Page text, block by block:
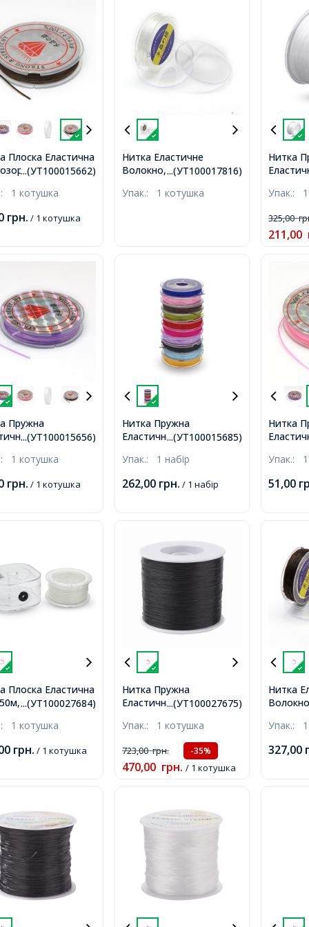
...(УТ100015662)
Плоска Еластична
0.6мм/10м,
близько 10м/
1 котушка
грн. / 1 котушка
...(УТ100017816)
Нитка Еластичне
Волокно, Японія, Білий,
котушка,
Упак.: 1 котушка
Нитка
50м/
Упак.:
325,00
211,00
...(УТ100015656)
Пружна
0.6мм/10м,
0.6мм, близько
1 котушка
грн. / 1 котушка
...(УТ100015685)
Нитка Пружна
Еластична 0.5мм/10м,
0.5мм, близько 10м/
набір,
Упак.: 1 набір
262,00 грн. / 1 набір
Нитка
Упак.:
51,00
...(УТ100027684)
Плоска Еластична
Білий, 1мм,
1 котушка
грн. / 1 котушка
...(УТ100027675)
Нитка Пружна
Еластична Корея
Чорний, Товщина 0.5мм,
близько 500м/1котушка,
Упак.: 1 котушка
723,00грн. -35%
470,00 грн. / 1 котушка
Нитка
1мм,
Упак.:
327,00